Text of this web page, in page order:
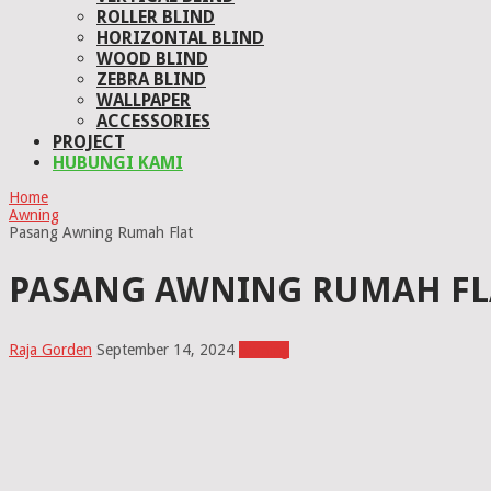
ROLLER BLIND
HORIZONTAL BLIND
WOOD BLIND
ZEBRA BLIND
WALLPAPER
ACCESSORIES
PROJECT
HUBUNGI KAMI
Home
Awning
Pasang Awning Rumah Flat
PASANG AWNING RUMAH
Raja Gorden September 14, 2024